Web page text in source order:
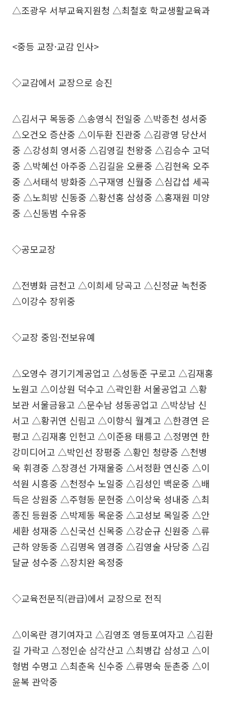
△조광우 서부교육지원청 △최철호 학교생활교육과
<중등 교장·교감 인사>
◇교감에서 교장으로 승진
△김서구 목동중 △송영식 전일중 △박종천 성서중
△오건오 증산중 △이두환 진관중 △김광영 당산서
중 △강성희 영서중 △김영길 천왕중 △김승수 고덕
중 △박혜선 아주중 △김길윤 오륜중 △김현옥 오주
중 △서태석 방화중 △구재영 신월중 △심갑섭 세곡
중 △노희방 신동중 △황선홍 삼성중 △홍재원 미양
중 △신동범 수유중
◇공모교장
△전병화 금천고 △이희세 당곡고 △신정균 녹천중
△이강수 장위중
◇교장 중임·전보유예
△오영수 경기기계공업고 △성동준 구로고 △김재홍
노원고 △이상원 덕수고 △곽인환 서울공업고 △황
보관 서울금융고 △문수남 성동공업고 △박상남 신
서고 △황귀연 신림고 △이향식 월계고 △한경연 은
평고 △김재홍 인헌고 △이준용 태릉고 △정명연 한
강미디어고 △박인선 장평중 △황인 청량중 △천병
욱 휘경중 △장경선 가재울중 △서정환 연신중 △이
석원 시흥중 △천정수 노일중 △김성인 백운중 △배
득은 상원중 △주형동 문현중 △이상욱 성내중 △최
종진 등원중 △박제동 목운중 △고성보 목일중 △안
세환 성재중 △신국선 신목중 △강순규 신원중 △류
근하 양동중 △김명옥 염경중 △김영술 사당중 △김
달균 성수중 △장치완 옥정중
◇교육전문직(관급)에서 교장으로 전직
△이옥란 경기여자고 △김영조 영등포여자고 △김환
길 가락고 △정인순 삼각산고 △최병갑 삼성고 △이
형범 수명고 △최춘옥 신수중 △류명숙 둔촌중 △이
윤복 관악중